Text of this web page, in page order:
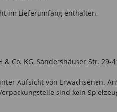
im Lieferumfang enthalten.
Co. KG, Sandershäuser Str. 29-
Aufsicht von Erwachsenen.
sind kein